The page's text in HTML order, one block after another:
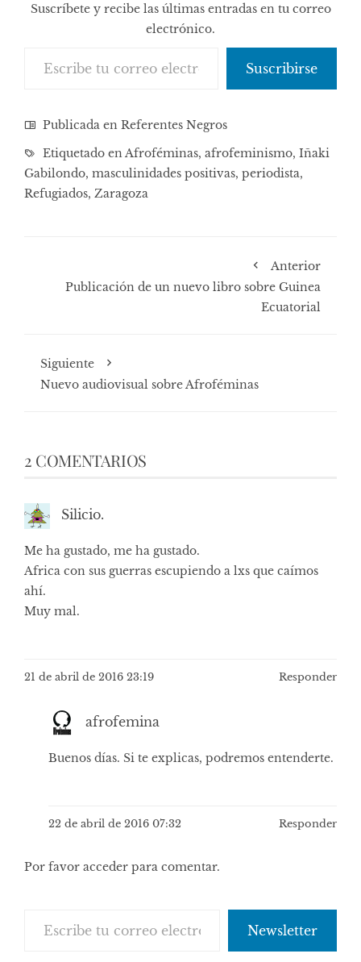
Suscríbete y recibe las últimas entradas en tu correo
electrónico.
Suscribirse
Publicada en Referentes Negros
Etiquetado enAfroféminas, afrofeminismo, Iñaki
Gabilondo, masculinidades positivas, periodista,
Refugiados, Zaragoza
Anterior
Publicación de un nuevo libro sobre Guinea
Ecuatorial
Siguiente
Nuevo audiovisual sobre Afroféminas
2 COMENTARIOS
Silicio.
Me ha gustado, me ha gustado.
Africa con sus guerras escupiendo a lxs que caímos
ahí.
Muy mal.
21 de abril de 2016 23:19 Responder
afrofemina
Buenos días. Si te explicas, podremos entenderte.
22 de abril de 2016 07:32 Responder
Por favor acceder para comentar.
Newsletter